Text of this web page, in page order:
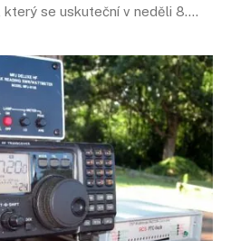
který se uskuteční v neděli 8.…